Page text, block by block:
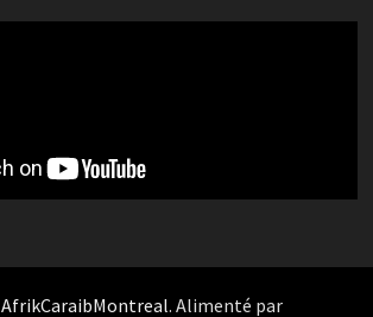
AfrikCaraibMontreal. Alimenté par